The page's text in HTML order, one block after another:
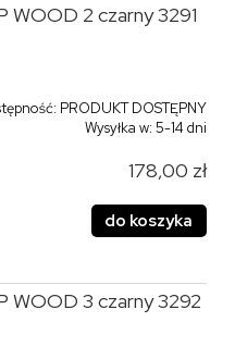
2 czarny 3291
PRODUKT DOSTĘPNY
Wysyłka w:5-14 dni
178,00 zł
do koszyka
3 czarny 3292